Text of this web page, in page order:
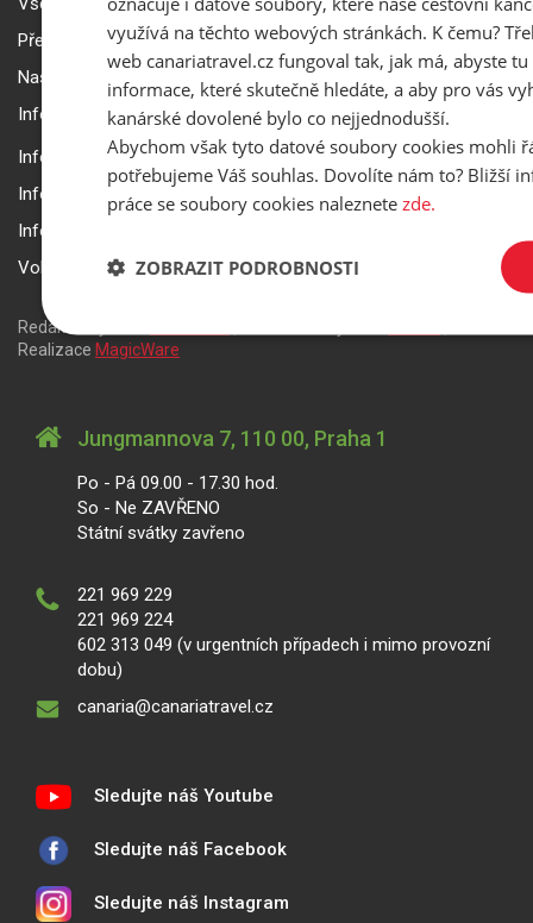
Přepravní podmínky Smartwings
Nastavení a ochrana soukromí
Informace k rezervaci zájezdu
Informace k pojištění
Informace k letecké přepravě
Informace k ubytování a pobytu
Volitelné doplňkové služby
Redakční systém
Realizace MagicWare
Jungmannova 7, 110 00, Praha 1
Po - Pá 09.00 - 17.30 hod.
So - Ne ZAVŘENO
Státní svátky zavřeno
221 969 229
221 969 224
602 313 049 (v urgentních případech i mimo provozní
dobu)
canaria@canariatravel.cz
Sledujte náš Youtube
Sledujte náš Facebook
Sledujte náš Instagram
využívá na těchto webových stránkách. K čemu?
web canariatravel.cz fungoval tak, jak má, abyste
informace, které skutečně hledáte, a aby pro vás
kanárské dovolené bylo co nejjednodušší.
Abychom však tyto datové soubory cookies mohli
potřebujeme Váš souhlas. Dovolíte nám to? Bližší
práce se soubory cookies naleznete zde.
ZOBRAZIT PODROBNOSTI